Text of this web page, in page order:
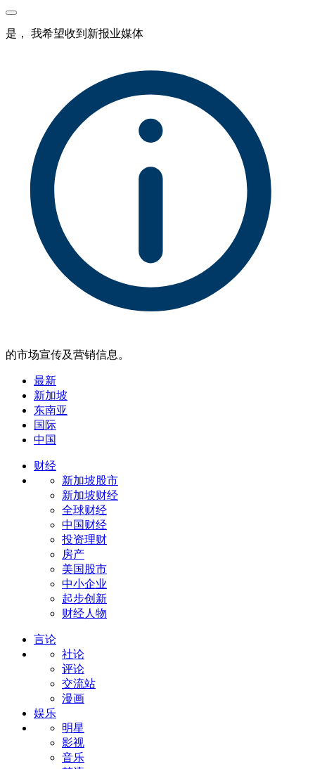
是， 我希望收到新报业媒体
的市场宣传及营销信息。
最新
新加坡
东南亚
国际
中国
财经
新加坡股市
新加坡财经
全球财经
中国财经
投资理财
房产
美国股市
中小企业
起步创新
财经人物
言论
社论
评论
交流站
漫画
娱乐
明星
影视
音乐